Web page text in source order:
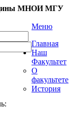
МНОИ МГУ
Меню
Главная
Наш
Факультет
О
факультете
История